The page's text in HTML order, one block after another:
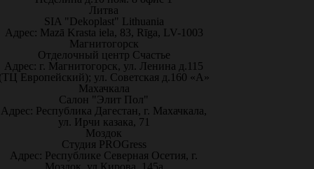
Литва
SIA "Dekoplast" Lithuania
Адрес: Mazā Krasta iela, 83, Rīga, LV-1003
Магнитогорск
Отделочный центр Счастье
Адрес: г. Магнитогорск, ул. Ленина д.115
Европейский); ул. Советская д.160 «А»
Махачкала
Салон "Элит Пол"
Адрес: Республика Дагестан, г. Махачкала,
ул. Ирчи казака, 71
Моздок
Студия PROGress
Адрес: Республике Северная Осетия, г.
Моздок, ул.Кирова, 145а